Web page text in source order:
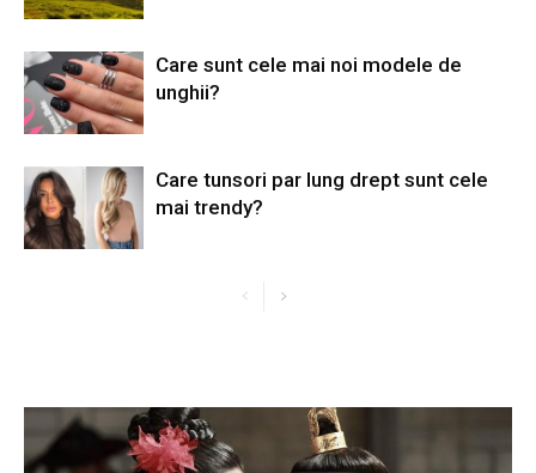
Care sunt cele mai noi modele de
unghii?
Care tunsori par lung drept sunt cele
mai trendy?